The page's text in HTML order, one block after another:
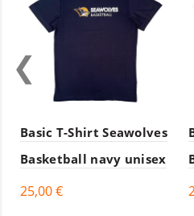
Basic T-Shirt Seawolves
Basketball navy unisex
25,00 €